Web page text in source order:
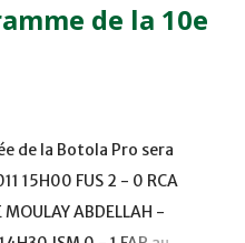
de la 10e
de la Botola Pro sera
15H00 FUS 2 - 0 RCA
MOULAY ABDELLAH -